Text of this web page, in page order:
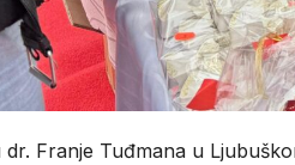
dr. Franje Tuđmana u